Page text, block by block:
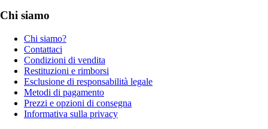
Chi siamo
Chi siamo?
Contattaci
Condizioni di vendita
Restituzioni e rimborsi
Esclusione di responsabilità legale
Metodi di pagamento
Prezzi e opzioni di consegna
Informativa sulla privacy